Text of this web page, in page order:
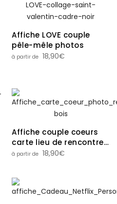
Affiche LOVE couple
pêle-mêle photos
18,90€
Affiche couple coeurs
carte lieu de rencontre
et photo18,90€